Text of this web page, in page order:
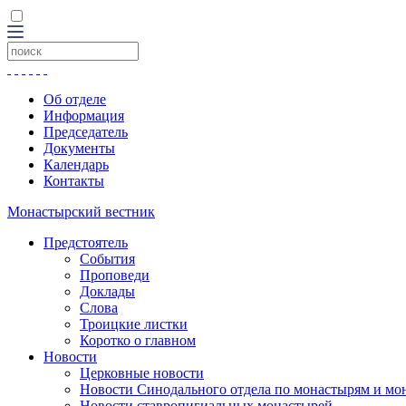
Об отделе
Информация
Председатель
Документы
Календарь
Контакты
Монастырский вестник
Предстоятель
События
Проповеди
Доклады
Слова
Троицкие листки
Коротко о главном
Новости
Церковные новости
Новости Синодального отдела по монастырям и